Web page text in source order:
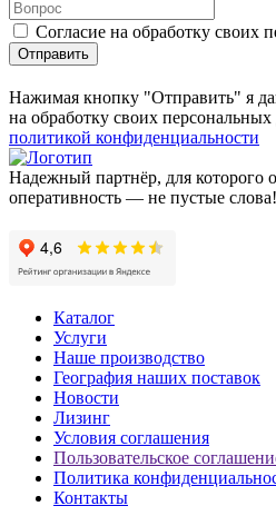
Согласие на обработку своих
Отправить
Нажимая кнопку "Отправить" я
на обработку своих
политикой конфиденциальности
Надежный партнёр, для которого
оперативность — не пустые слова!
Каталог
Услуги
Наше производство
География наших поставок
Новости
Лизинг
Условия соглашения
Пользовательское
Политика
Контакты